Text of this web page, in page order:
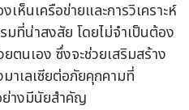
เห็นเครือข่ายและการวิเคราะห์
ที่น่าสงสัย โดยไม่จำเป็นต้อง
นเอง ซึ่งจะช่วยเสริมสร้าง
าเลเซียต่อภัยคุกคามที่
ย่างมีนัยสำคัญ